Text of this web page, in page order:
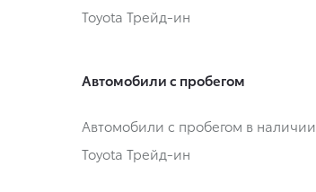
Toyota Трейд-ин
Автомобили с пробегом
Автомобили с пробегом в наличии
Toyota Трейд-ин